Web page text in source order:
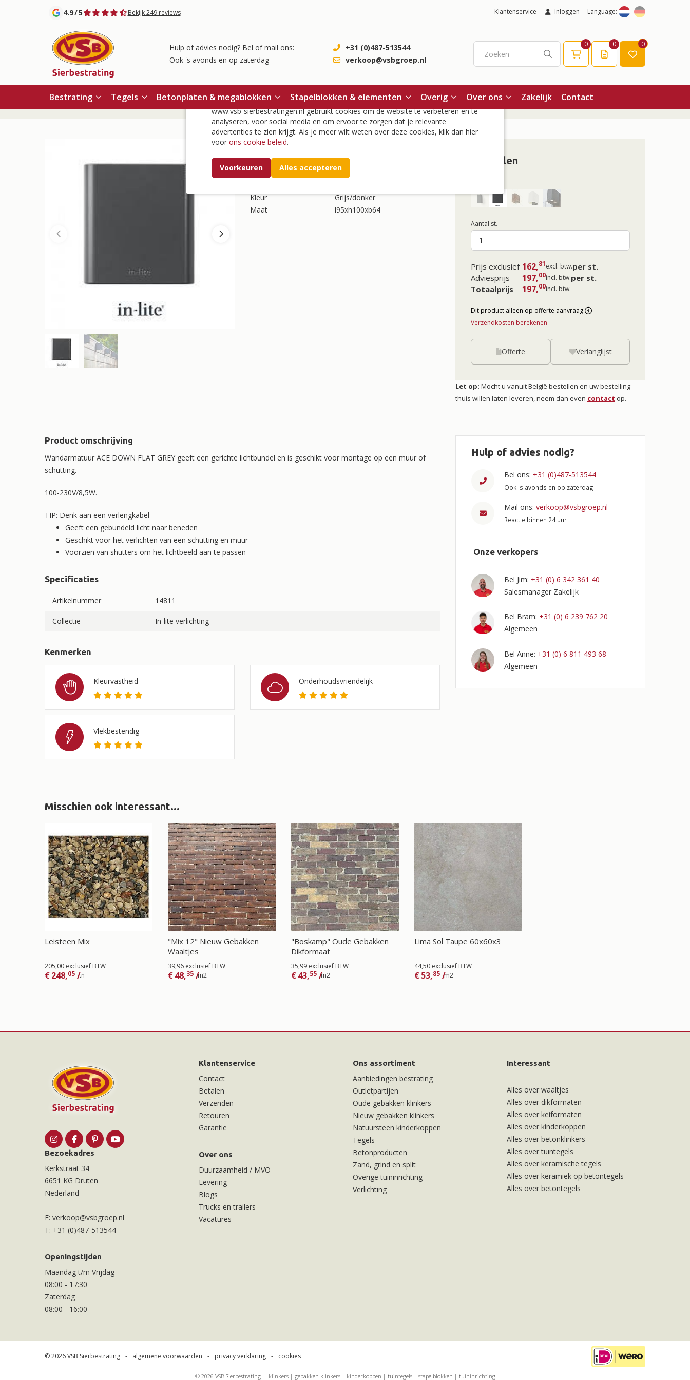
4.9/5 Bekijk 249 reviews Klantenservice Inloggen Language:
Hulp of advies nodig? Bel of mail ons:
Ook 's avonds en op zaterdag
+31 (0)487-513544
verkoop@vsbgroep.nl
0 0 0
Bestrating Tegels Betonplaten & megablokken Stapelblokken & elementen Overig Over ons Zakelijk Contact
Home / Overige tuininrichting In-lite verlichting Ace wandlamp / Ace down flat grey 100-230V
Ace down flat grey 100-
230V
Kleur
Grijs/donker
Maat
l95xh100xb64
Bestellen
Aantal st.
Prijs exclusief 162,81excl. btw.per st.
Adviesprijs
197,00incl. btw.per st.
Totaalprijs
197,00incl. btw.
Dit product alleen op offerte aanvraag
Verzendkosten berekenen
Offerte Verlanglijst
Let op: Mocht u vanuit België bestellen en uw bestelling
thuis willen laten leveren, neem dan even contact op.
Product omschrijving
Wandarmatuur ACE DOWN FLAT GREY geeft een gerichte lichtbundel en is geschikt voor montage op een muur of
schutting.
100-230V/8,5W.
TIP: Denk aan een verlengkabel
Geeft een gebundeld licht naar beneden
Geschikt voor het verlichten van een schutting en muur
Voorzien van shutters om het lichtbeeld aan te passen
Specificaties
Artikelnummer 14811
Collectie In-lite verlichting
Kenmerken
Kleurvastheid Onderhoudsvriendelijk
Vlekbestendig
Hulp of advies nodig?
Bel ons: +31 (0)487-513544
Ook 's avonds en op zaterdag
Mail ons: verkoop@vsbgroep.nl
Reactie binnen 24 uur
Onze verkopers
Bel Jim: +31 (0) 6 342 361 40
Salesmanager Zakelijk
Bel Bram: +31 (0) 6 239 762 20
Algemeen
Bel Anne: +31 (0) 6 811 493 68
Algemeen
Misschien ook interessant...
Leisteen Mix
205,00 exclusief BTW
€248,05 /tn
"Mix 12" Nieuw Gebakken
Waaltjes
39,96 exclusief BTW
€48,35 /m2
"Boskamp" Oude Gebakken
Dikformaat
35,99 exclusief BTW
€43,55 /m2
Lima Sol Taupe 60x60x3
44,50 exclusief BTW
€53,85 /m2
Bezoekadres
Kerkstraat 34
6651 KG Druten
Nederland
E: verkoop@vsbgroep.nl
T: +31 (0)487-513544
Openingstijden
Maandag t/m Vrijdag
08:00 - 17:30
Zaterdag
08:00 - 16:00
Klantenservice
Contact
Betalen
Verzenden
Retouren
Garantie
Over ons
Duurzaamheid / MVO
Levering
Blogs
Trucks en trailers
Vacatures
Ons assortiment
Aanbiedingen bestrating
Outletpartijen
Oude gebakken klinkers
Nieuw gebakken klinkers
Natuursteen kinderkoppen
Tegels
Betonproducten
Zand, grind en split
Overige tuininrichting
Verlichting
Interessant
Alles over waaltjes
Alles over dikformaten
Alles over keiformaten
Alles over kinderkoppen
Alles over betonklinkers
Alles over tuintegels
Alles over keramische tegels
Alles over keramiek op betontegels
Alles over betontegels
© 2026 VSB Sierbestrating algemene voorwaarden privacy verklaring cookies
© 2026 VSB Sierbestrating | klinkers | gebakken klinkers | kinderkoppen | tuintegels | stapelblokken | tuininrichting
Cookies
www.vsb-sierbestratingen.nl gebruikt cookies om de website te verbeteren en te
analyseren, voor social media en om ervoor te zorgen dat je relevante
advertenties te zien krijgt. Als je meer wilt weten over deze cookies, klik dan hier
voor ons cookie beleid.
Voorkeuren Alles accepteren